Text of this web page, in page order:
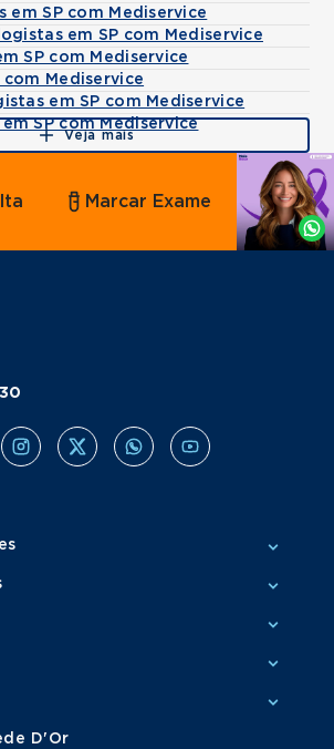
em SP com Mediservice
em SP com Mediservice
SP com Mediservice
com Mediservice
em SP com Mediservice
SP com Mediservice
Veja mais
Agende
por
Whatsapp
Marcar Exame
D'Or